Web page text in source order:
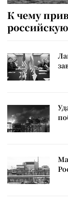
К чему